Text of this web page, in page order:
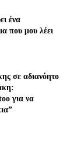
ένα
που μου λέει
σε αδιανόητο
για να